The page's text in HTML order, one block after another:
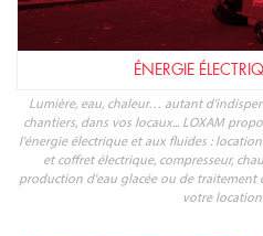
ÉNERGIE
Lumière, eau, chaleur… autant
chantiers, dans vos locaux... LOXAM
l'énergie électrique et aux fluides :
et coffret électrique, compresseur,
production d'eau glacée ou de traitement
votre